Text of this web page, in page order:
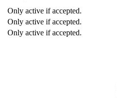
Only active if accepted.
Only active if accepted.
Only active if accepted.